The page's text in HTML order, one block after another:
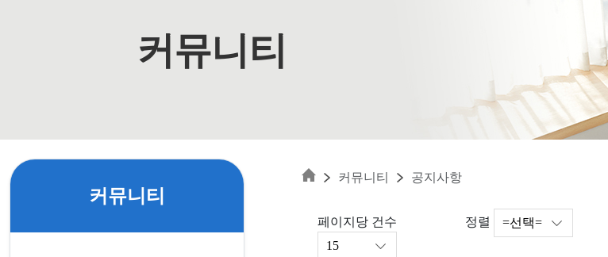
커뮤니티
커뮤니티
커뮤니티 공지사항
페이지당 건수 정렬